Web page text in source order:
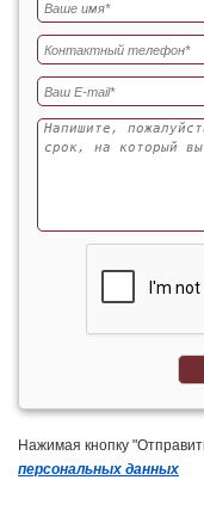
Нажимая кнопку
персональных данных